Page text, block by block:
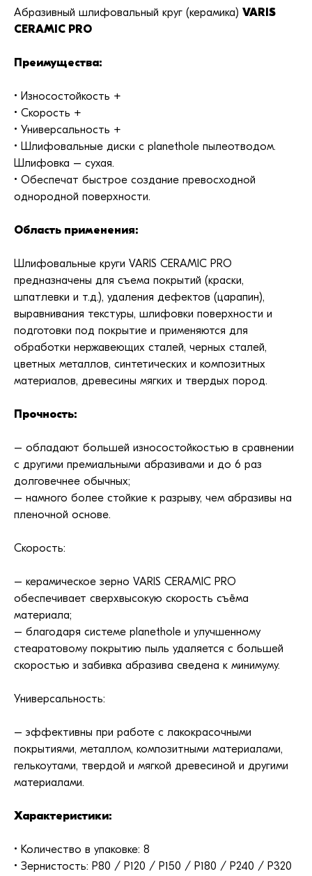
Абразивный шлифовальный круг (керамика) VARIS
CERAMIC PRO
Преимущества:
• Износостойкость +
• Скорость +
• Универсальность +
• Шлифовальные диски с planethole пылеотводом.
Шлифовка – сухая.
• Обеспечат быстрое создание превосходной
однородной поверхности.
Область применения:
Шлифовальные круги VARIS CERAMIC PRO
предназначены для съема покрытий (краски,
шпатлевки и т.д.), удаления дефектов (царапин),
выравнивания текстуры, шлифовки поверхности и
подготовки под покрытие и применяются для
обработки нержавеющих сталей, черных сталей,
цветных металлов, синтетических и композитных
материалов, древесины мягких и твердых пород.
Прочность:
– обладают большей износостойкостью в сравнении
с другими премиальными абразивами и до 6 раз
долговечнее обычных;
– намного более стойкие к разрыву, чем абразивы на
пленочной основе.
Скорость:
– керамическое зерно VARIS CERAMIC PRO
обеспечивает сверхвысокую скорость съёма
материала;
– благодаря системе planethole и улучшенному
стеаратовому покрытию пыль удаляется с большей
скоростью и забивка абразива сведена к минимуму.
Универсальность:
– эффективны при работе с лакокрасочными
покрытиями, металлом, композитными материалами,
гелькоутами, твердой и мягкой древесиной и другими
материалами.
Характеристики:
• Количество в упаковке: 8
• Зернистость: P80 / P120 / P150 / P180 / P240 / P320